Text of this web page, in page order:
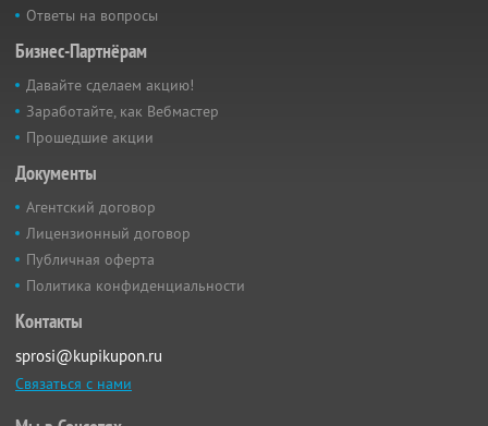
Ответы на вопросы
Бизнес-Партнёрам
Давайте сделаем акцию!
Заработайте, как Вебмастер
Прошедшие акции
Документы
Агентский договор
Лицензионный договор
Публичная оферта
Политика конфиденциальности
Контакты
sprosi@kupikupon.ru
Связаться с нами